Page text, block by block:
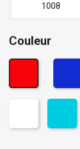
1008
Couleur